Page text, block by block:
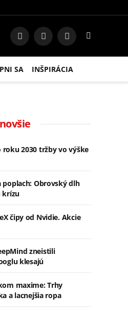
FacebookInstagram
RSS
SA INŠPIRÁCIA
roku 2030 tržby vo výške
poplach: Obrovský dlh
krízu
čipy od Nvidie. Akcie
zneistili
klesajú
maxime: Trhy
a lacnejšia ropa